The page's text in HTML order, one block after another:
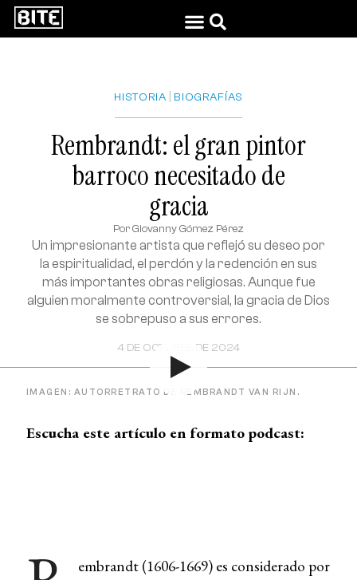
HISTORIA BIOGRAFÍAS
Rembrandt: el gran pintor
barroco necesitado de
gracia
Por Giovanny Gómez Pérez
4 DE OCTUBRE DE 2024
Un impresionante artista que reflejó su deseo por
la espiritualidad, el perdón y la redención en sus
más importantes obras religiosas. Aunque fue
alguien moralmente controversial, la gracia de Dios
se sobrepuso a sus errores.
IMAGEN: AUTORRETRATO DE REMBRANDT VAN RIJN.
Escucha este artículo en formato podcast:
embrandt (1606-1669) es considerado por